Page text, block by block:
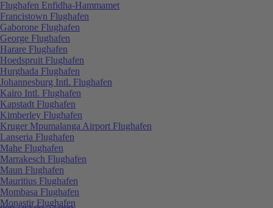
Flughafen Enfidha-Hammamet
Francistown Flughafen
Gaborone Flughafen
George Flughafen
Harare Flughafen
Hoedspruit Flughafen
Hurghada Flughafen
Johannesburg Intl. Flughafen
Kairo Intl. Flughafen
Kapstadt Flughafen
Kimberley Flughafen
Kruger Mpumalanga Airport Flughafen
Lanseria Flughafen
Mahe Flughafen
Marrakesch Flughafen
Maun Flughafen
Mauritius Flughafen
Mombasa Flughafen
Monastir Flughafen